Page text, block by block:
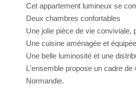
Cet appartement lumineux se
Deux chambres confortables
Une jolie pièce de vie conviviale,
Une cuisine aménagée et
Une belle luminosité et une
L'ensemble propose un cadre
Normandie.